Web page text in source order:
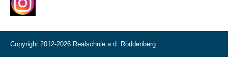
Copyright 2012-2026 Realschule a.d. Röddenberg